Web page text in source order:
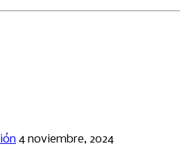
4 noviembre, 2024